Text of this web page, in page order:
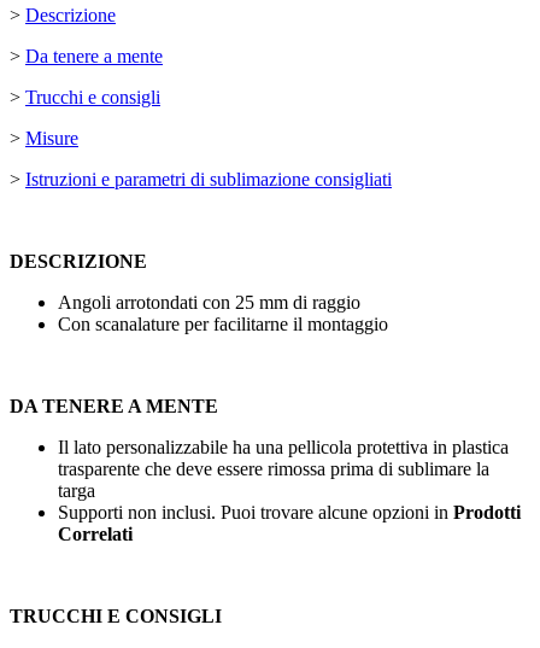
> Descrizione
> Da tenere a mente
> Trucchi e consigli
> Misure
> Istruzioni e parametri di sublimazione consigliati
DESCRIZIONE
Angoli arrotondati con 25 mm di raggio
Con scanalature per facilitarne il montaggio
DA TENERE A MENTE
Il lato personalizzabile ha una pellicola protettiva in plastica
trasparente che deve essere rimossa prima di sublimare la
targa
Supporti non inclusi. Puoi trovare alcune opzioni in Prodotti
Correlati
TRUCCHI E CONSIGLI